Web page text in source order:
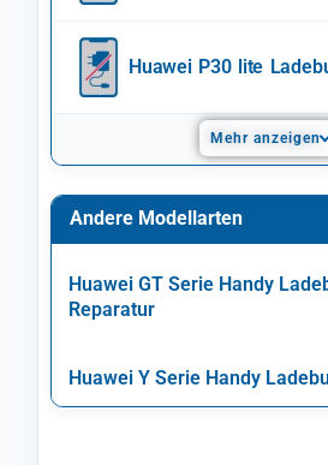
Huawei P30 lite
Mehr anzeigen
Andere Modellarten
Huawei GT Serie Handy
Reparatur
Huawei Y Serie Handy